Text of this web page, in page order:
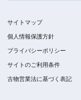
サイトマップ
個人情報保護方針
プライバシーポリシー
サイトのご利用条件
古物営業法に基づく表記